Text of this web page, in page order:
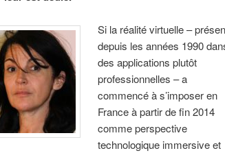
Si la réalité virtuelle –
depuis les années 1990
des applications plutôt
professionnelles – a
commencé à s’imposer en
France à partir de fin 2014
comme perspective
technologique immersive et